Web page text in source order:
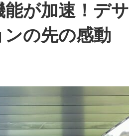
が加速！デサ
の先の感動